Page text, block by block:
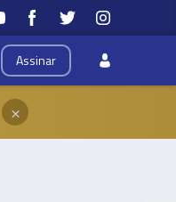
Assinar
×